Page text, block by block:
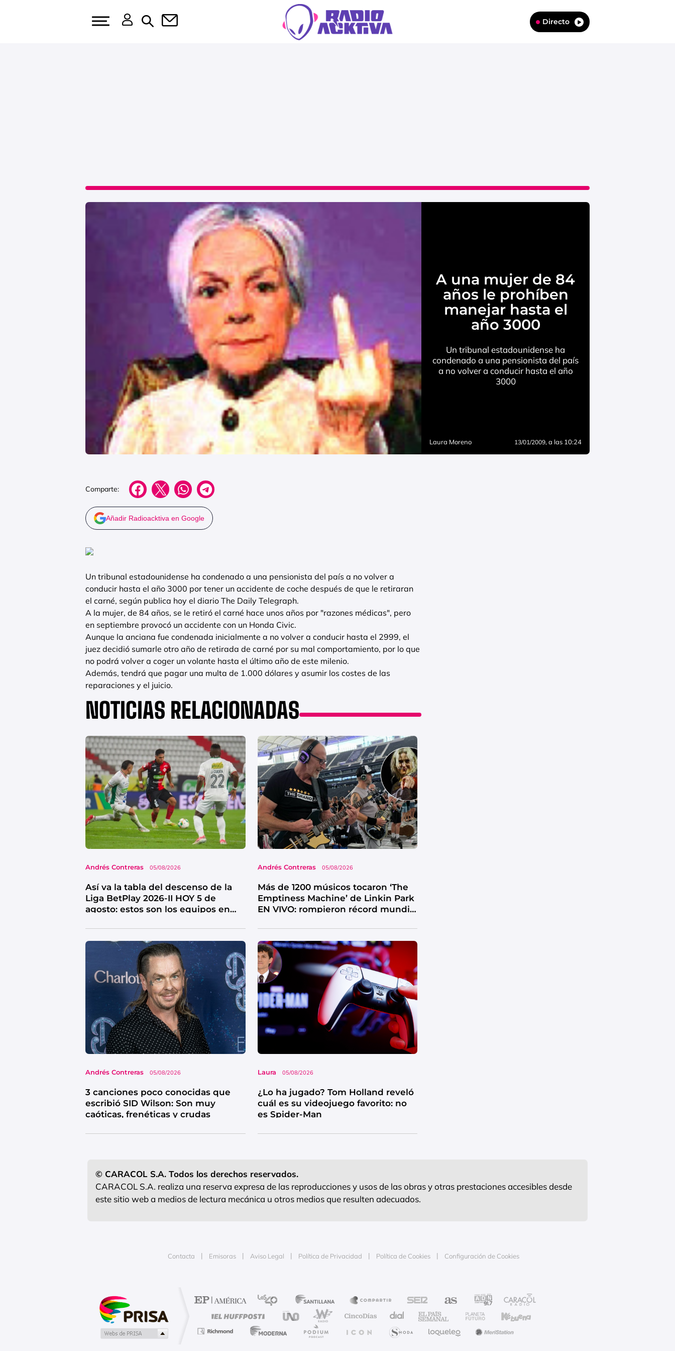
Directo
A una mujer de 84
años le prohíben
manejar hasta el
año 3000
Un tribunal estadounidense ha
condenado a una pensionista del país
a no volver a conducir hasta el año
3000
Laura Moreno 13/01/2009, a las 10:24
Comparte:
Añadir Radioacktiva en Google
Un tribunal estadounidense ha condenado a una pensionista del país a no volver a
conducir hasta el año 3000 por tener un accidente de coche después de que le retiraran
el carné, según publica hoy el diario The Daily Telegraph.
A la mujer, de 84 años, se le retiró el carné hace unos años por "razones médicas", pero
en septiembre provocó un accidente con un Honda Civic.
Aunque la anciana fue condenada inicialmente a no volver a conducir hasta el 2999, el
juez decidió sumarle otro año de retirada de carné por su mal comportamiento, por lo que
no podrá volver a coger un volante hasta el último año de este milenio.
Además, tendrá que pagar una multa de 1.000 dólares y asumir los costes de las
reparaciones y el juicio.
NOTICIAS RELACIONADAS
Andrés Contreras 05/08/2026
Así va la tabla del descenso de la
Liga BetPlay 2026-II HOY 5 de
agosto: estos son los equipos en
Andrés Contreras 05/08/2026
Más de 1200 músicos tocaron ‘The
Emptiness Machine’ de Linkin Park
EN VIVO: rompieron récord mundial
Andrés Contreras 05/08/2026
3 canciones poco conocidas que
escribió SID Wilson: Son muy
caóticas, frenéticas y crudas
Laura 05/08/2026
¿Lo ha jugado? Tom Holland reveló
cuál es su videojuego favorito: no
es Spider-Man
© CARACOL S.A. Todos los derechos reservados.
CARACOL S.A. realiza una reserva expresa de las reproducciones y usos de las obras y otras prestaciones accesibles desde
este sitio web a medios de lectura mecánica u otros medios que resulten adecuados.
Contacta Emisoras Aviso Legal Política de Privacidad Política de Cookies Configuración de Cookies